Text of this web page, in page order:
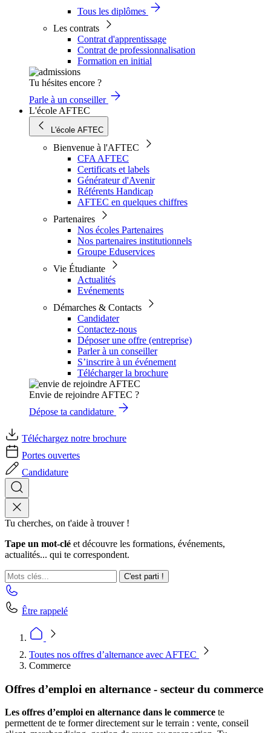
Tous les diplômes
Les contrats
Contrat d'apprentissage
Contrat de professionnalisation
Formation en initial
Tu hésites encore ?
Parle à un conseiller
L'école AFTEC
L'école AFTEC
Bienvenue à l'AFTEC
CFA AFTEC
Certificats et labels
Générateur d'Avenir
Référents Handicap
AFTEC en quelques chiffres
Partenaires
Nos écoles Partenaires
Nos partenaires institutionnels
Groupe Eduservices
Vie Étudiante
Actualités
Evénements
Démarches & Contacts
Candidater
Contactez-nous
Déposer une offre (entreprise)
Parler à un conseiller
S’inscrire à un événement
Télécharger la brochure
Envie de rejoindre AFTEC ?
Dépose ta candidature
Téléchargez notre brochure
Portes ouvertes
Candidature
Tu cherches, on t'aide à trouver !
Tape un mot-clé et découvre les formations, événements,
actualités... qui te correspondent.
C'est parti !
Être rappelé
Toutes nos offres d’alternance avec AFTEC
Commerce
Offres d’emploi en alternance - secteur du commerce
Les offres d’emploi en alternance dans le commerce te
permettent de te former directement sur le terrain : vente, conseil